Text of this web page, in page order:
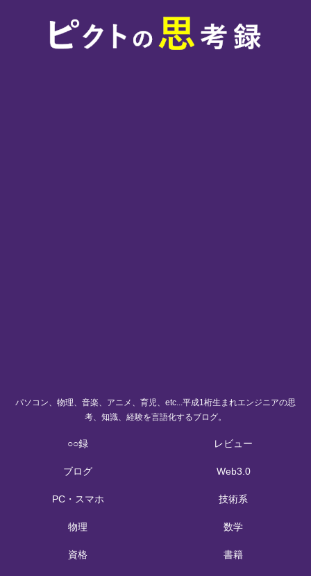
パソコン、物理、音楽、アニメ、育児、etc...平成1桁生まれエンジニアの思
考、知識、経験を言語化するブログ。
○○録 レビュー
ブログ Web3.0
PC・スマホ 技術系
物理 数学
資格 書籍